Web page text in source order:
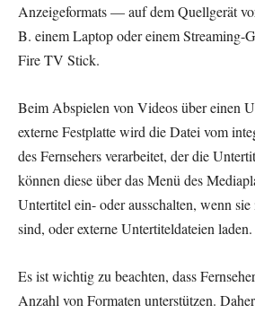
Anzeigeformats — auf dem Quellgerät
B. einem Laptop oder einem Streaming-
Fire TV Stick.
Beim Abspielen von Videos über einen
externe Festplatte wird die Datei vom
des Fernsehers verarbeitet, der die
können diese über das Menü des
Untertitel ein- oder ausschalten, wenn
sind, oder externe Untertiteldateien laden.
Es ist wichtig zu beachten, dass
Anzahl von Formaten unterstützen.